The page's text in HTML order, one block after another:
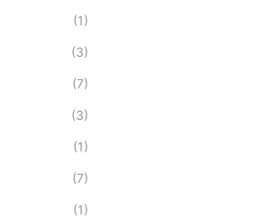
(1)
(3)
(7)
(3)
(1)
(7)
(1)